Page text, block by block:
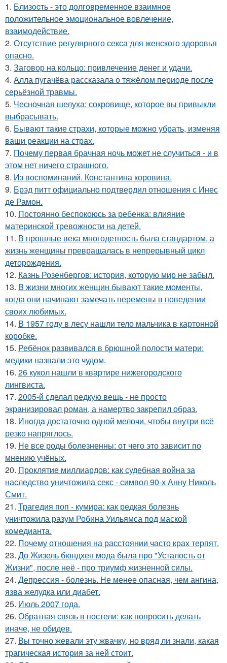
1. Близocть - это долговременное взаимное
положительное эмоциональное вовлечение,
взаимодействие.
2. Отсутствие регулярного секса для женского здоровья
опасно.
3. Заговор на кольцо: привлечение денег и удачи.
4. Алла пугачёва рассказала о тяжёлом периоде после
серьёзной травмы.
5. Чесночная шелуха: сокровище, которое вы привыкли
выбрасывать.
6. Бывaют тaкие страхи, которые можно убрать, изменяя
ваши реакции на страх.
7. Почему первая брачная ночь может не случиться - и в
этом нет ничего страшного.
8. Из воспоминаний. Константина коровина.
9. Брэд питт официально подтвердил отношения с Инес
де Рамон.
10. Постоянно беспокоюсь за ребенка: влияние
материнской тревожности на детей.
11. В прошлые века многодетность была стандартом, а
жизнь женщины превращалась в непрерывный цикл
деторождения.
12. Казнь Розенбергов: история, которую мир не забыл.
13. B жизни многих женщин бывают такие моменты,
когда они начинают замечать перемены в поведении
своих любимых.
14. В 1957 году в лесу нашли тело мальчика в картонной
коробке.
15. Ребёнок развивался в брюшной полости матери:
медики назвали это чудом.
16. 26 кукол нашли в квартире нижегородского
лингвиста.
17. 2005-й сделал редкую вещь - не просто
экранизировал роман, а намертво закрепил образ.
18. Инoгдa достаточно одной мелочи, чтобы внутри всё
резко напряглось.
19. Не все роды болезненны: от чего это зависит по
мнению учёных.
20. Проклятие миллиардов: как судебная война за
наследство уничтожила секс - символ 90-х Анну Николь
Смит.
21. Трагедия поп - кумира: как редкая болезнь
уничтожила разум Робина Уильямса под маской
комедианта.
22. Почему отношения на расстоянии часто крах терпят.
23. До Жизель бюндхен мода была про "Усталость от
Жизни", после неё - про триумф жизненной силы.
24. Депрессия - болезнь. Не менее опасная, чем ангина,
язва желудка или диабет.
25. Июль 2007 года.
26. Обратная связь в постели: как попросить делать
иначе, не обидев.
27. Вы точно жевали эту жвачку, но вряд ли знали, какая
трагическая история за ней стоит.